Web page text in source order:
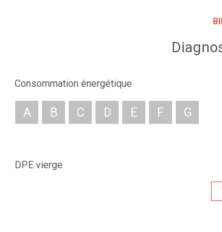
Loyer annuel : 9 600€ HT / AN soit 800 € HT /
Consommation énergétique
A B C D E F G
DPE vierge